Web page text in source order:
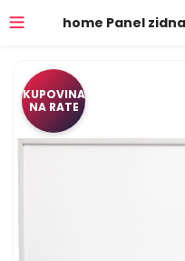
KUPOVINA
NA RATE